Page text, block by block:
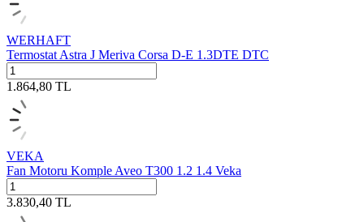
WERHAFT
Termostat Astra J Meriva Corsa D-E 1.3DTE DTC
1.864,80 TL
VEKA
Fan Motoru Komple Aveo T300 1.2 1.4 Veka
3.830,40 TL